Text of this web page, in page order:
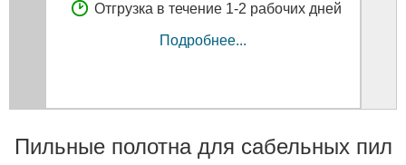
Отгрузка в течение 1-2 рабочих дней
Подробнее...
Пильные полотна для сабельных пил